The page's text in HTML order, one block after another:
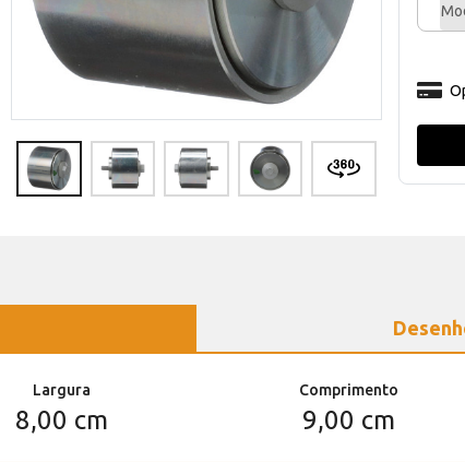
Largura
8,00 cm
Comprimento
9,00 cm